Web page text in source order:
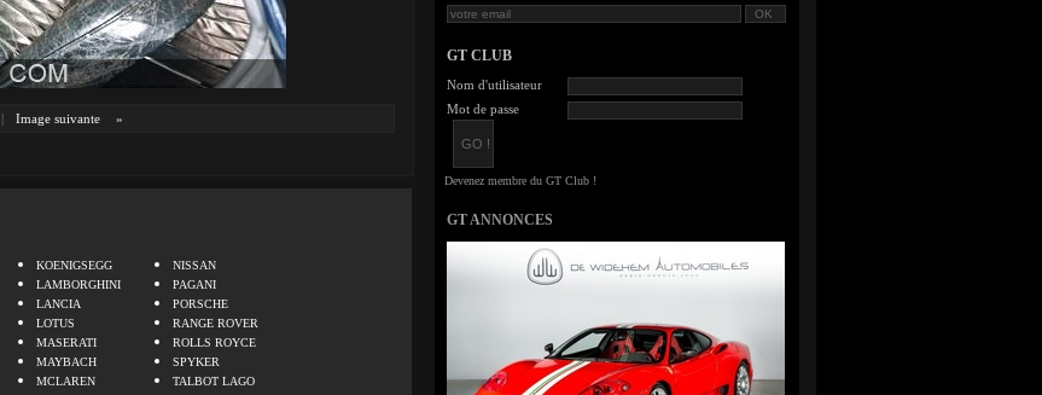
| Image suivante »
KOENIGSEGG
LAMBORGHINI
LANCIA
LOTUS
MASERATI
MAYBACH
MCLAREN
NISSAN
PAGANI
PORSCHE
RANGE ROVER
ROLLS ROYCE
SPYKER
TALBOT LAGO
GT CLUB
Nom d'utilisateur
Mot de passe
GT ANNONCES